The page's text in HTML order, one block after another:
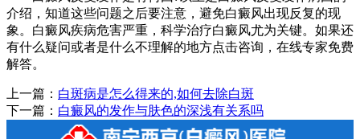
介绍，知道这些问题之后要注意，避免白癜风出现反复的现
象。白癜风疾病危害严重，科学治疗白癜风尤为关键。如果还
有什么疑问或者是什么不理解的地方点击咨询，在线专家免费
解答。
上一篇： 白斑病是怎么得来的,如何去除白斑
下一篇： 白癜风的发作与肤色的深浅有关系吗